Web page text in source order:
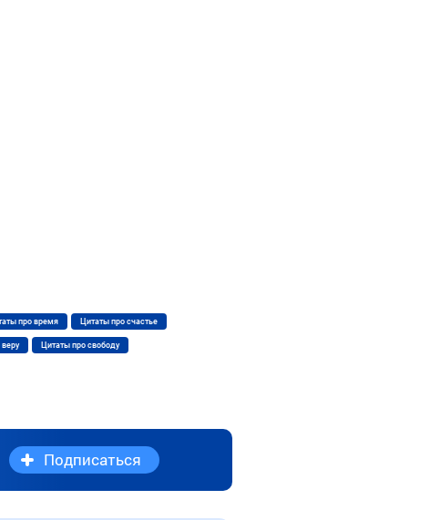
про время Цитаты про счастье
Цитаты про свободу
Подписаться